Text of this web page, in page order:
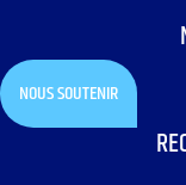
NOUS SOUTENIR